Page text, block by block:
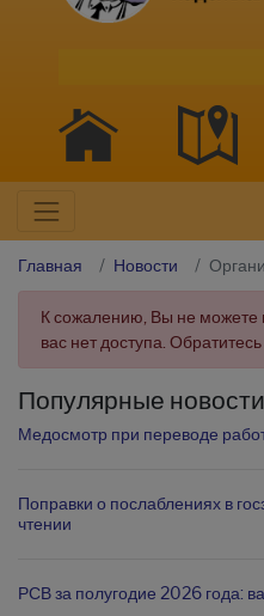
Главная Новости
К сожалению, Вы не можете
вас нет доступа.
Популярные новости
Медосмотр при переводе
Поправки о послаблениях в
чтении
РСВ за полугодие 2026 года: